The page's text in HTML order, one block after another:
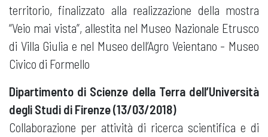
territorio, finalizzato alla realizzazione della mostra
“Veio mai vista”, allestita nel Museo Nazionale Etrusco
di Villa Giulia e nel Museo dell’Agro Veientano - Museo
Civico di Formello
Dipartimento di Scienze della Terra dell’Università
degli Studi di Firenze (13/03/2018)
Collaborazione per attività di ricerca scientifica e di